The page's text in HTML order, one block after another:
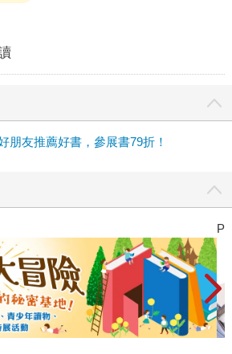
朋友推薦好書，參展書79折！